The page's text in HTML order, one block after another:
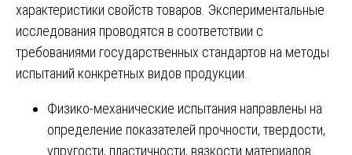
характеристики свойств товаров. Экспериментальные
исследования проводятся в соответствии с
требованиями государственных стандартов на методы
испытаний конкретных видов продукции.
Физико-механические испытания направлены на
определение показателей прочности, твердости,
упругости, пластичности, вязкости материалов.